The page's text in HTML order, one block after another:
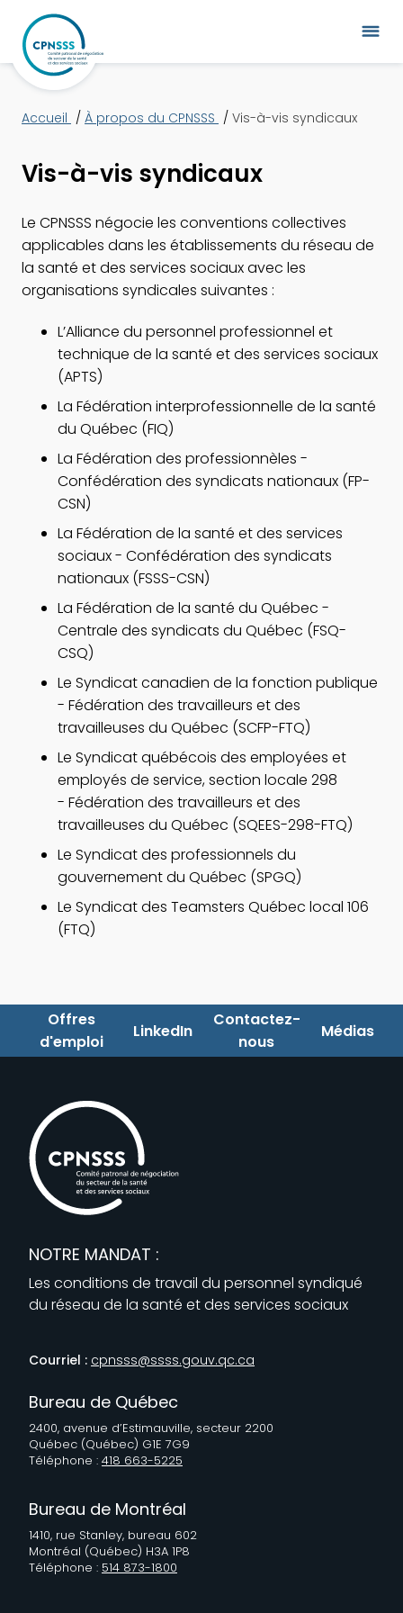
Accueil À propos du CPNSSS Vis-à-vis syndicaux
Vis-à-vis syndicaux
Le CPNSSS négocie les conventions collectives
applicables dans les établissements du réseau de
la santé et des services sociaux avec les
organisations syndicales suivantes :
L’Alliance du personnel professionnel et
technique de la santé et des services sociaux
(APTS)
La Fédération interprofessionnelle de la santé
du Québec (FIQ)
La Fédération des professionnèles -
Confédération des syndicats nationaux (FP-
CSN)
La Fédération de la santé et des services
sociaux - Confédération des syndicats
nationaux (FSSS-CSN)
La Fédération de la santé du Québec -
Centrale des syndicats du Québec (FSQ-
CSQ)
Le Syndicat canadien de la fonction publique
- Fédération des travailleurs et des
travailleuses du Québec (SCFP-FTQ)
Le Syndicat québécois des employées et
employés de service, section locale 298
- Fédération des travailleurs et des
travailleuses du Québec (SQEES-298-FTQ)
Le Syndicat des professionnels du
gouvernement du Québec (SPGQ)
Le Syndicat des Teamsters Québec local 106
(FTQ)
Offres
d'emploi
LinkedIn
Contactez-
nous
Médias
NOTRE MANDAT :
Les conditions de travail du personnel syndiqué
du réseau de la santé et des services sociaux
Courriel : cpnsss@ssss.gouv.qc.ca
Bureau de Québec
2400, avenue d’Estimauville, secteur 2200
Québec (Québec) G1E 7G9
Téléphone : 418 663-5225
Bureau de Montréal
1410, rue Stanley, bureau 602
Montréal (Québec) H3A 1P8
Téléphone : 514 873-1800